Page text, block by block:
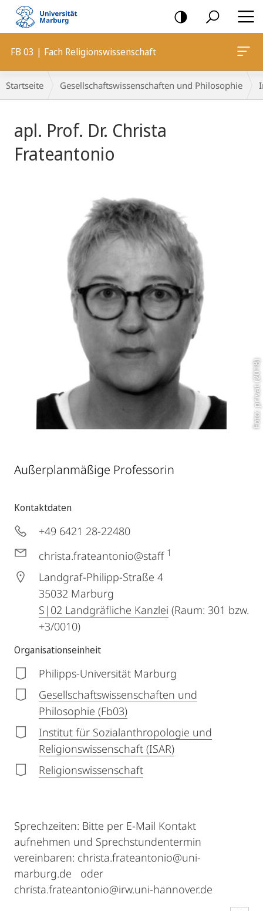
Mobile-
Navigation
FB 03 | Fach Religionswissenschaft
Breadcrumb-
Navigation
Startseite Gesellschaftswissenschaften und Philosophie
apl. Prof. Dr. Christa
Frateantonio
Foto: privat (2018)
Außerplanmäßige Professorin
Kontaktdaten
+49 6421 28-22480
christa.frateantonio@staff 1
Landgraf-Philipp-Straße 4
35032 Marburg
S|02 Landgräfliche Kanzlei (Raum: 301 bzw.
+3/0010)
Organisationseinheit
Philipps-Universität Marburg
Gesellschaftswissenschaften und
Philosophie (Fb03)
Institut für Sozialanthropologie und
Religionswissenschaft (ISAR)
Religionswissenschaft
Sprechzeiten: Bitte per E-Mail Kontakt
aufnehmen und Sprechstundentermin
vereinbaren: christa.frateantonio@uni-
marburg.de oder
christa.frateantonio@irw.uni-hannover.de